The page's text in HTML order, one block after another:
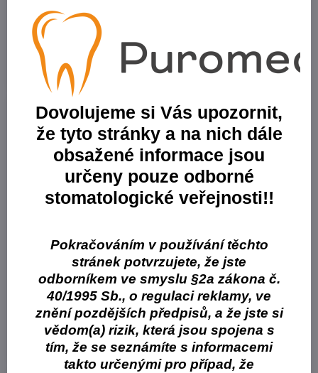
Na objednávku
15000 Kč
13392,86 Kč bez DPH
Zobrazit Zobrazit
GC FUJI IX GP
skloionomerní výplňový materiál
v rychle tuhnoucí verzi
Skladem
3360 Kč
3000 Kčbez DPH
Zobrazit
GC FUJI IX GP Extra
skloionomerní výplňový materiál
v rychle tuhnoucí verzi
Skladem
3915,13 Kč
3495,65 Kčbez DPH
Zobrazit
Dovolujeme si Vás upozornit,
že tyto stránky a na nich dále
obsažené informace jsou
určeny pouze odborné
stomatologické veřejnosti!!
Pokračováním v používání těchto
stránek potvrzujete, že jste
odborníkem ve smyslu §2a zákona č.
40/1995 Sb., o regulaci reklamy, ve
znění pozdějších předpisů, a že jste si
vědom(a) rizik, která jsou spojena s
tím, že se seznámíte s informacemi
takto určenými pro případ, že